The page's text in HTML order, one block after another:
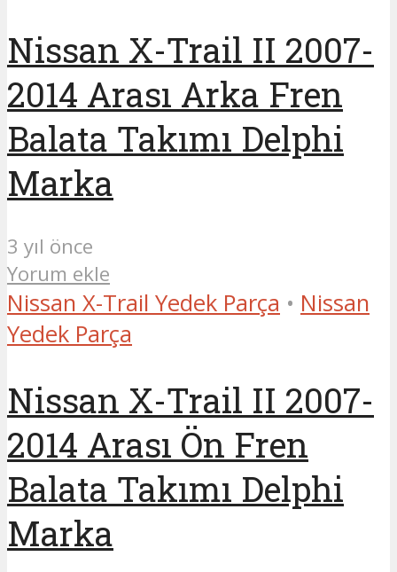
Nissan X-Trail II 2007-
2014 Arası Arka Fren
Balata Takımı Delphi
Marka
3 yıl önce
Yorum ekle
Nissan X-Trail Yedek Parça • Nissan
Yedek Parça
Nissan X-Trail II 2007-
2014 Arası Ön Fren
Balata Takımı Delphi
Marka